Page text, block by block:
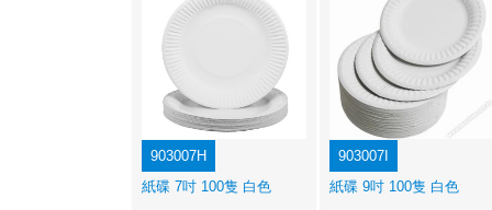
903007H
紙碟 7吋 100隻 白色
903007I
紙碟 9吋 100隻 白色